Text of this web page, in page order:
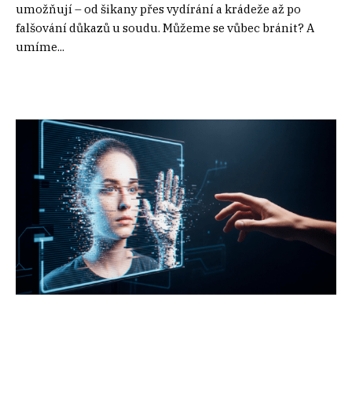
umožňují – od šikany přes vydírání a krádeže až po
falšování důkazů u soudu. Můžeme se vůbec bránit? A
umíme...